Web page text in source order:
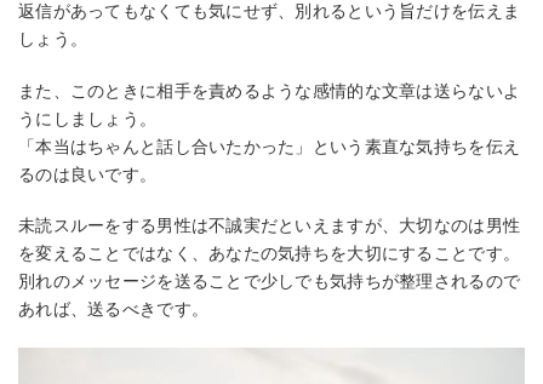
返信があってもなくても気にせず、別れるという旨だけを伝えま
しょう。
また、このときに相手を責めるような感情的な文章は送らないよ
うにしましょう。
「本当はちゃんと話し合いたかった」という素直な気持ちを伝え
るのは良いです。
未読スルーをする男性は不誠実だといえますが、大切なのは男性
を変えることではなく、あなたの気持ちを大切にすることです。
別れのメッセージを送ることで少しでも気持ちが整理されるので
あれば、送るべきです。